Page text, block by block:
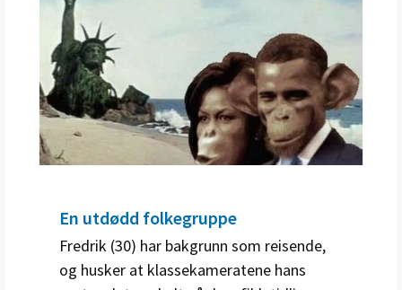
En utdødd folkegruppe
Fredrik (30) har bakgrunn som reisende,
og husker at klassekameratene hans